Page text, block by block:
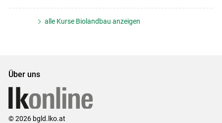
alle Kurse Biolandbau anzeigen
Über uns
© 2026 bgld.lko.at